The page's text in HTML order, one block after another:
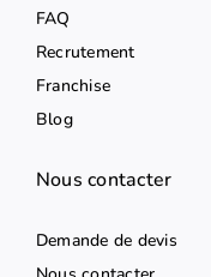
FAQ
Recrutement
Franchise
Blog
Nous contacter
Demande de devis